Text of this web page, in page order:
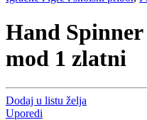
Hand
mod 1 zlatni
Dodaj u listu želja
Uporedi